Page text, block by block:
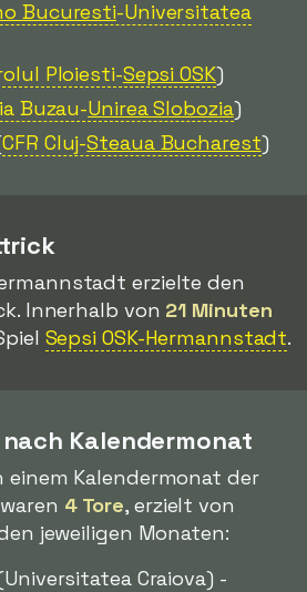
Bucuresti-Universitatea
Ploiesti-Sepsi OSK)
Buzau-Unirea Slobozia)
CFR Cluj-Steaua Bucharest)
erzielte den
Innerhalb von 21 Minuten
Sepsi OSK-Hermannstadt.
Kalendermonat
einem Kalendermonat der
4 Tore, erzielt von
jeweiligen Monaten:
Craiova) -